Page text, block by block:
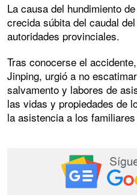
La causa del hundimiento
crecida súbita del caudal
autoridades provinciales.
Tras conocerse el
Jinping, urgió a no
salvamento y labores de
las vidas y propiedades de
la asistencia a los